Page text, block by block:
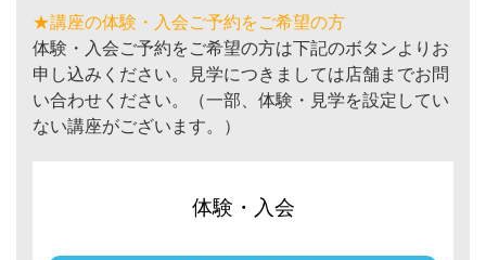
★講座の体験・入会ご予約をご希望の方
体験・入会ご予約をご希望の方は下記のボタンよりお
申し込みください。見学につきましては店舗までお問
い合わせください。（一部、体験・見学を設定してい
ない講座がございます。）
体験・入会